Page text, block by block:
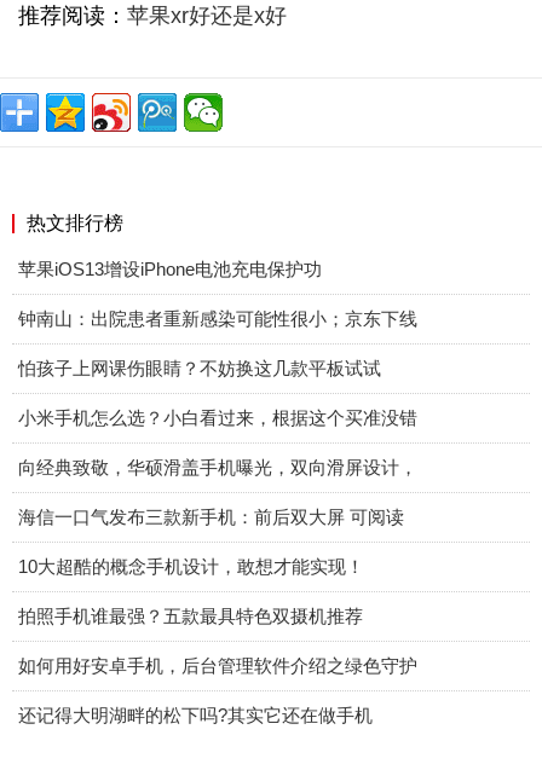
推荐阅读： 苹果xr好还是x好
热文排行榜
苹果iOS13增设iPhone电池充电保护功
钟南山：出院患者重新感染可能性很小；京东下线
怕孩子上网课伤眼睛？不妨换这几款平板试试
小米手机怎么选？小白看过来，根据这个买准没错
向经典致敬，华硕滑盖手机曝光，双向滑屏设计，
海信一口气发布三款新手机：前后双大屏 可阅读
10大超酷的概念手机设计，敢想才能实现！
拍照手机谁最强？五款最具特色双摄机推荐
如何用好安卓手机，后台管理软件介绍之绿色守护
还记得大明湖畔的松下吗?其实它还在做手机